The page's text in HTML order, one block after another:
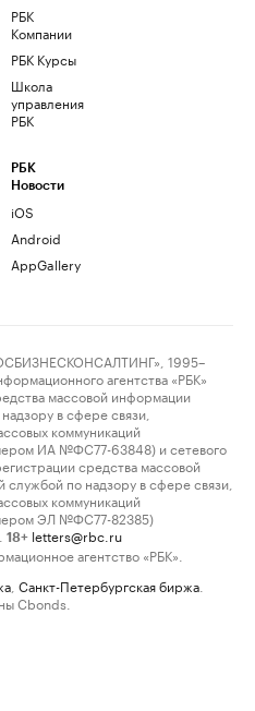
РБК
Компании
РБК Курсы
Школа
управления
РБК
РБК
Новости
iOS
Android
AppGallery
1995–
агентства «РБК»
массовой информации
в сфере связи,
коммуникаций
ИА №ФС77-63848) и сетевого
средства массовой
по надзору в сфере связи,
коммуникаций
ЭЛ №ФС77-82385)
18+ letters@rbc.ru
агентство «РБК».
Санкт-Петербургская биржа
Cbonds.